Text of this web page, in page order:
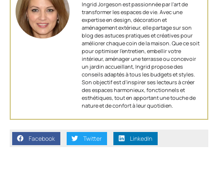
Ingrid Jorgeson est passionnée par l'art de
transformer les espaces de vie. Avec une
expertise en design, décoration et
aménagement extérieur, elle partage sur son
blog des astuces pratiques et créatives pour
améliorer chaque coin de la maison. Que ce soit
pour optimiser l’entretien, embellir votre
intérieur, aménager une terrasse ou concevoir
un jardin accueillant, Ingrid propose des
conseils adaptés à tous les budgets et styles.
Son objectif est d'inspirer ses lecteurs à créer
des espaces harmonieux, fonctionnels et
esthétiques, tout en apportant une touche de
nature et de confort à leur quotidien.
Facebook Twitter LinkedIn